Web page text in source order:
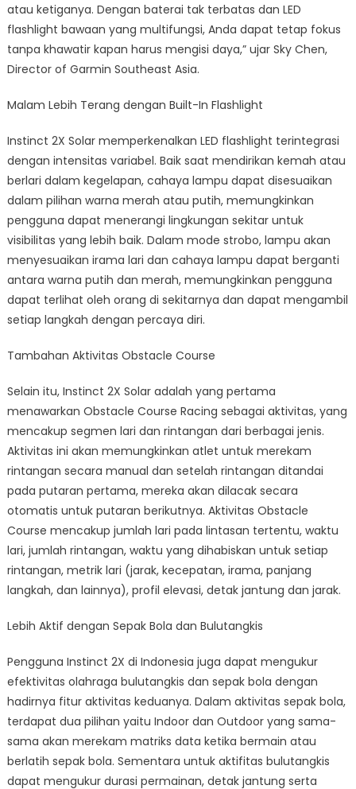
atau ketiganya. Dengan baterai tak terbatas dan LED
flashlight bawaan yang multifungsi, Anda dapat tetap fokus
tanpa khawatir kapan harus mengisi daya,” ujar Sky Chen,
Director of Garmin Southeast Asia.
Malam Lebih Terang dengan Built-In Flashlight
Instinct 2X Solar memperkenalkan LED flashlight terintegrasi
dengan intensitas variabel. Baik saat mendirikan kemah atau
berlari dalam kegelapan, cahaya lampu dapat disesuaikan
dalam pilihan warna merah atau putih, memungkinkan
pengguna dapat menerangi lingkungan sekitar untuk
visibilitas yang lebih baik. Dalam mode strobo, lampu akan
menyesuaikan irama lari dan cahaya lampu dapat berganti
antara warna putih dan merah, memungkinkan pengguna
dapat terlihat oleh orang di sekitarnya dan dapat mengambil
setiap langkah dengan percaya diri.
Tambahan Aktivitas Obstacle Course
Selain itu, Instinct 2X Solar adalah yang pertama
menawarkan Obstacle Course Racing sebagai aktivitas, yang
mencakup segmen lari dan rintangan dari berbagai jenis.
Aktivitas ini akan memungkinkan atlet untuk merekam
rintangan secara manual dan setelah rintangan ditandai
pada putaran pertama, mereka akan dilacak secara
otomatis untuk putaran berikutnya. Aktivitas Obstacle
Course mencakup jumlah lari pada lintasan tertentu, waktu
lari, jumlah rintangan, waktu yang dihabiskan untuk setiap
rintangan, metrik lari (jarak, kecepatan, irama, panjang
langkah, dan lainnya), profil elevasi, detak jantung dan jarak.
Lebih Aktif dengan Sepak Bola dan Bulutangkis
Pengguna Instinct 2X di Indonesia juga dapat mengukur
efektivitas olahraga bulutangkis dan sepak bola dengan
hadirnya fitur aktivitas keduanya. Dalam aktivitas sepak bola,
terdapat dua pilihan yaitu Indoor dan Outdoor yang sama-
sama akan merekam matriks data ketika bermain atau
berlatih sepak bola. Sementara untuk aktifitas bulutangkis
dapat mengukur durasi permainan, detak jantung serta